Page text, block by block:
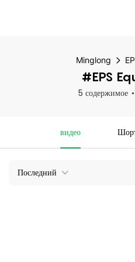
Minglong
#EPS
5 содержимое
видео
Последний